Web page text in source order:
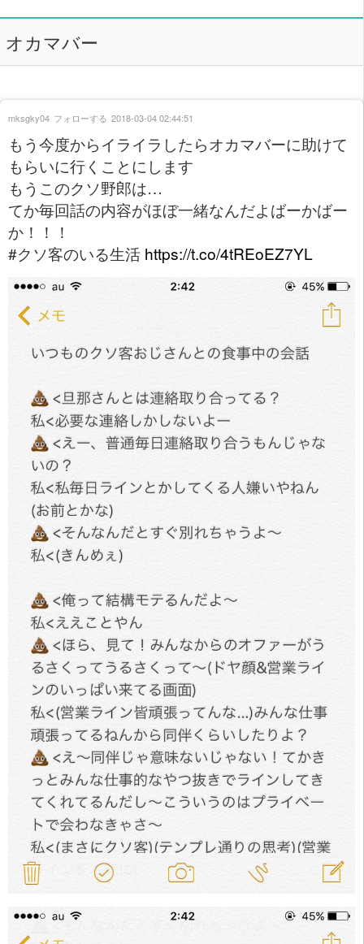
オカマバー
もう今度からイライラしたらオカマバーに助けて
もらいに行くことにします
もうこのクソ野郎は…
てか毎回話の内容がほぼ一緒なんだよばーかばー
か！！！
#クソ客のいる生活 https://t.co/4tREoEZ7YL
mksgky04 フォローする 2018-03-04 02:44:51